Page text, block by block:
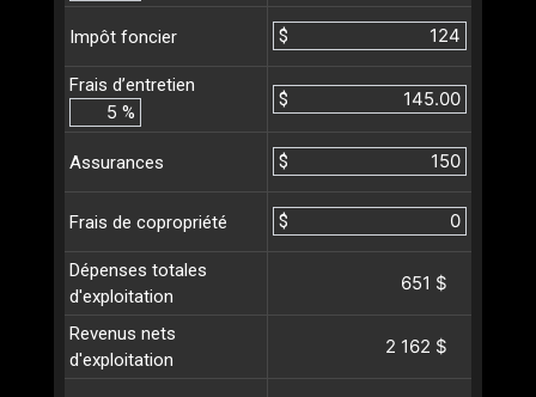
Impôt foncier $
Frais d’entretien
%
$
Assurances $
Frais de copropriété $
Dépenses totales
d'exploitation
651 $
Revenus nets
d'exploitation
2 162 $